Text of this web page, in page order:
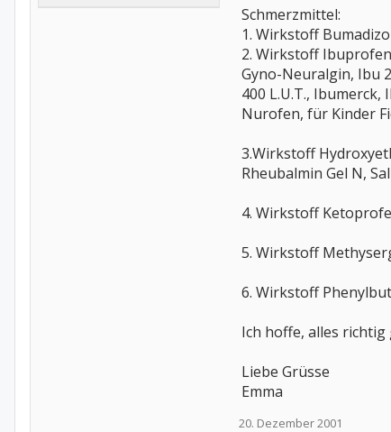
Schmerzmittel:
1. Wirkstoff
2. Wirkstoff
Gyno-Neuralgin, Ibu
400 L.U.T.,
Nurofen, für Kinder
3.Wirkstoff
Rheubalmin Gel N,
4. Wirkstoff
5. Wirkstoff
6. Wirkstoff
Ich hoffe, alles richtig
Liebe Grüsse
Emma
20. Dezember 2001